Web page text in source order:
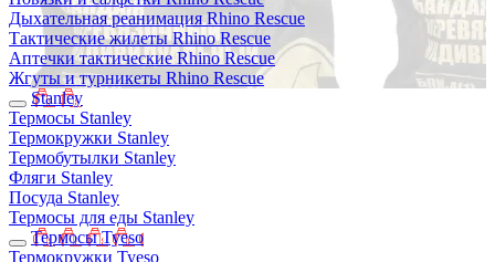
Дыхательная реанимация Rhino Rescue
Тактические жилеты Rhino Rescue
Аптечки тактические Rhino Rescue
Жгуты и турникеты Rhino Rescue
Stanley
Термосы Stanley
Термокружки Stanley
Термобутылки Stanley
Фляги Stanley
Посуда Stanley
Термосы для еды Stanley
Термосы Tyeso
Термокружки Tyeso